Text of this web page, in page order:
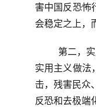
害中国反恐怖
会稳定之上，
第二，
实用主义做法
击，残害民众
反恐和去极端